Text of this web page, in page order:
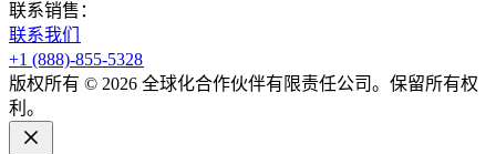
联系销售：​​
联系我们​​
+1 (888)-855-5328​​
版权所有 © 2026 全球化合作伙伴有限责任公司。保留所有权
利。​​